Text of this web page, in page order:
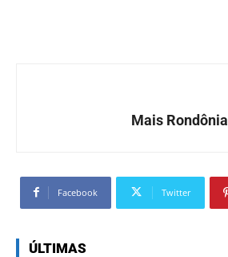
Mais Rondônia
Facebook Twitter
ÚLTIMAS